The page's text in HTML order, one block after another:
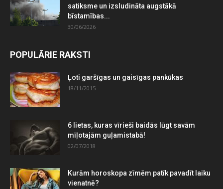
satiksme un izsludināta augstākā
bīstamības...
30/06/2026
POPULĀRIE RAKSTI
Ļoti garšīgas un gaisīgas pankūkas
18/11/2015
6 lietas, kuras vīrieši baidās lūgt savām
mīļotajām guļamistabā!
02/07/2018
Kurām horoskopa zīmēm patīk pavadīt laiku
vienatnē?